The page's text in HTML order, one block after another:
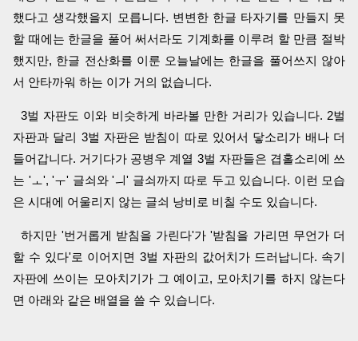
했다고 생각했을지 모릅니다. 변변한 한글 타자기를 만들지 못
할 때에는 한글을 풀어 써서라도 기계화를 이루려 할 만큼 절박
했지만, 한글 전산화를 이룬 오늘날에는 한글을 풀어쓰지 않아
서 안타까워 하는 이가 거의 없습니다.
3벌 자판도 이와 비슷하게 바라볼 만한 거리가 있습니다. 2벌
자판과 달리 3벌 자판은 받침이 따로 있어서 닿소리가 배나 더
들어갑니다. 거기다가 공병우 계열 3벌 자판들은 겹홀소리에 쓰
는 'ㅗ', 'ㅜ' 글쇠와 'ㅢ' 글쇠까지 따로 두고 있습니다. 이런 모습
은 시대에 어울리지 않는 글쇠 낭비로 비칠 수도 있습니다.
하지만 '번거롭게 받침을 가린다'가 '받침을 가리면 무언가 더
할 수 있다'로 이어지면 3벌 자판의 값어치가 드러납니다. 속기
자판에 쓰이는 모아치기가 그 예이고, 모아치기를 하지 않는다
면 아래와 같은 배열을 쓸 수 있습니다.